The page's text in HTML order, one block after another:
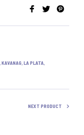
KAVANAG LA PLATA
NEXT PRODUCT